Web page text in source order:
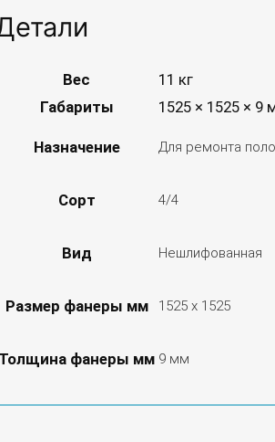
Вес
11 кг
Габариты
1525 × 1525 × 9
Назначение Для ремонта
Сорт 4/4
Вид Нешлифованная
Размер фанеры мм 1525 х 1525
Толщина фанеры мм 9 мм